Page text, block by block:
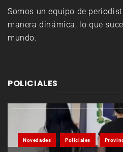
Somos un equipo de
manera dinámica, lo que
mundo.
POLICIALES
Novedades Policiales